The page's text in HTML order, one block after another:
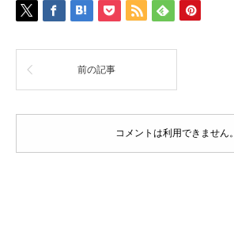
前の記事
コメントは利用できません。